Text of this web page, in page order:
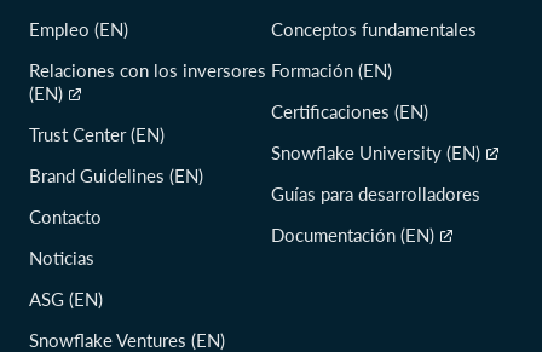
Empleo (EN)
Relaciones con los inversores
(EN)
Trust Center (EN)
Brand Guidelines (EN)
Contacto
Noticias
ASG (EN)
Snowflake Ventures (EN)
Conceptos fundamentales
Formación (EN)
Certificaciones (EN)
Snowflake University (EN)
Guías para desarrolladores
Documentación (EN)